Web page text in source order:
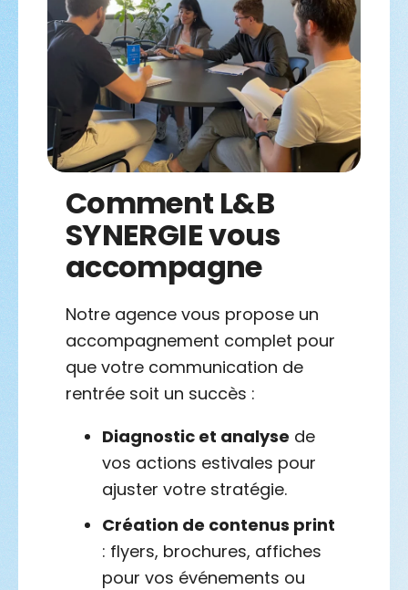
Comment L&B
SYNERGIE vous
accompagne
Notre agence vous propose un
accompagnement complet pour
que votre communication de
rentrée soit un succès :
Diagnostic et analyse de
vos actions estivales pour
ajuster votre stratégie.
Création de contenus print
: flyers, brochures, affiches
pour vos événements ou